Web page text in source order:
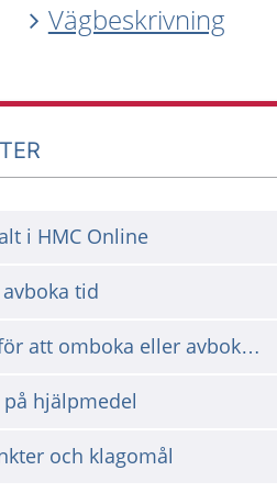
Vägbeskrivning
i HMC Online
tid
Kontakta oss för att omboka eller avboka tid
hjälpmedel
och klagomål